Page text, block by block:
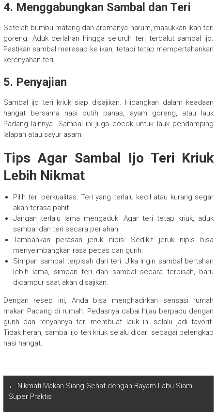
4. Menggabungkan Sambal dan Teri
Setelah bumbu matang dan aromanya harum, masukkan ikan teri
goreng. Aduk perlahan hingga seluruh teri terbalut sambal ijo.
Pastikan sambal meresap ke ikan, tetapi tetap mempertahankan
kerenyahan teri.
5. Penyajian
Sambal ijo teri kriuk siap disajikan. Hidangkan dalam keadaan
hangat bersama nasi putih panas, ayam goreng, atau lauk
Padang lainnya. Sambal ini juga cocok untuk lauk pendamping
lalapan atau sayur asam.
Tips Agar Sambal Ijo Teri Kriuk
Lebih Nikmat
Pilih teri berkualitas: Teri yang terlalu kecil atau kurang segar
akan terasa pahit.
Jangan terlalu lama mengaduk: Agar teri tetap kriuk, aduk
sambal dan teri secara perlahan.
Tambahkan perasan jeruk nipis: Sedikit jeruk nipis bisa
menyeimbangkan rasa pedas dan gurih.
Simpan sambal terpisah dari teri: Jika ingin sambal bertahan
lebih lama, simpan teri dan sambal secara terpisah, baru
dicampur saat akan disajikan.
Dengan resep ini, Anda bisa menghadirkan sensasi rumah
makan Padang di rumah. Pedasnya cabai hijau berpadu dengan
gurih dan renyahnya teri membuat lauk ini selalu jadi favorit.
Tidak heran, sambal ijo teri kriuk selalu dicari sebagai pelengkap
nasi hangat.
← Nikmati Makan Siang Sehat dengan Bayam Labu Siam
Super Praktis